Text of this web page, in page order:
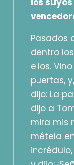
Pasados
dentro
ellos.
puertas,
dijo: La
dijo a
mira mis
métela